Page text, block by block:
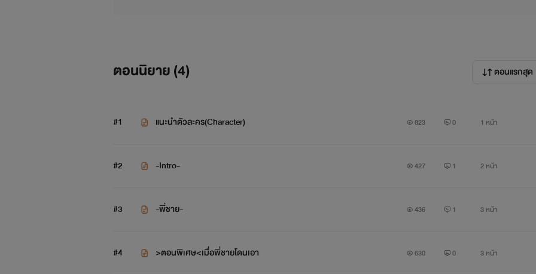
เลยไม่ค่อยได้อยู่ด้วย
มากที่ต้องจัดการ
ตลอดระยะเวลา4เดือนที่ผมต้องอยู่กับพี่เวฟ....ผมรู้สึกแปลกๆเมื่อผมอยู่ใกล้
.........
ตอนนิยาย (4) ตอนแรกสุด
#1 แนะนำตัวละคร(Character) 823 0 1 หน้า
#2 -Intro- 427 1 2 หน้า
#3 -พี่ชาย- 436 1 3 หน้า
#4 >ตอนพิเศษ<เมื่อพี่ชายโดนเอา 630 0 3 หน้า